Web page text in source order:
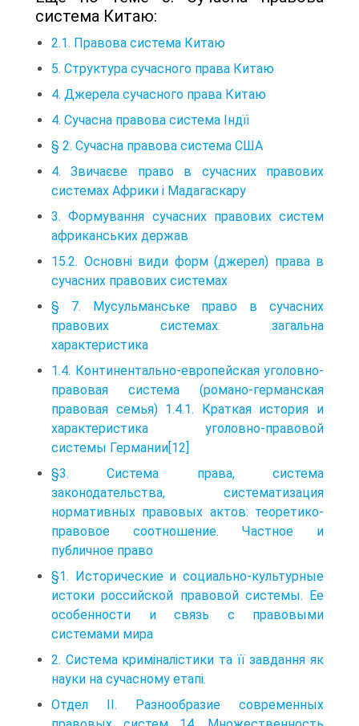
система Китаю:
2.1. Правова система Китаю
5. Структура сучасного права Китаю
4. Джерела сучасного права Китаю
4. Сучасна правова система Індїі
§ 2. Сучасна правова система США
4. Звичаєве право в сучасних правових
системах Африки і Мадагаскару
3. Формування сучасних правових систем
африканських держав
15.2. Основні види форм (джерел) права в
сучасних правових системах
§ 7. Мусульманське право в сучасних
правових системах: загальна
характеристика
1.4. Континентально-европейская уголовно-
правовая система (романо-германская
правовая семья) 1.4.1. Краткая история и
характеристика уголовно-правовой
системы Германии[12]
§3. Система права, система
законодательства, систематизация
нормативных правовых актов: теоретико-
правовое соотношение. Частное и
публичное право
§1. Исторические и социально-культурные
истоки российской правовой системы. Ее
особенности и связь с правовыми
системами мира
2. Система криміналістики та її завдання як
науки на сучасному етапі.
Отдел II. Разнообразие современных